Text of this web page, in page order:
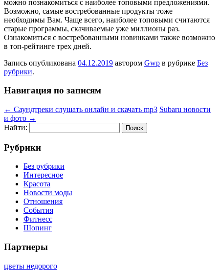
можно познакомиться с наиболее топовыми предложениями.
Возможно, самые востребованные продукты тоже
необходимы Вам. Чаще всего, наиболее топовыми считаются
старые программы, скачиваемые уже миллионы раз.
Ознакомиться с востребованными новинками также возможно
в топ-рейтинге трех дней.
Запись опубликована 04.12.2019 автором Gwp в рубрике Без
рубрики.
Навигация по записям
← Саундтреки слушать онлайн и скачать mp3 Subaru новости
и фото →
Найти:
Рубрики
Без рубрики
Интересное
Красота
Новости моды
Отношения
События
Фитнесс
Шопинг
Партнеры
цветы недорого